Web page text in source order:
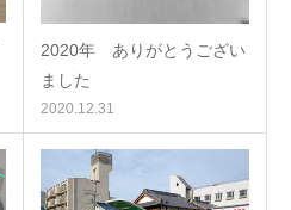
2020年 ありがとうござい
ました
2020.12.31